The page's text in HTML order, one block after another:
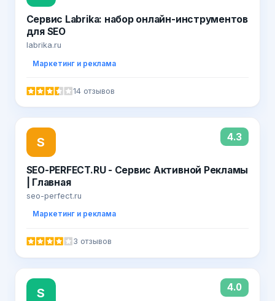
Сервис Labrika: набор онлайн-инструментов
для SEO
labrika.ru
Маркетинг и реклама
14 отзывов
S 4.3
SEO-PERFECT.RU - Сервис Активной Рекламы
| Главная
seo-perfect.ru
Маркетинг и реклама
3 отзывов
S 4.0